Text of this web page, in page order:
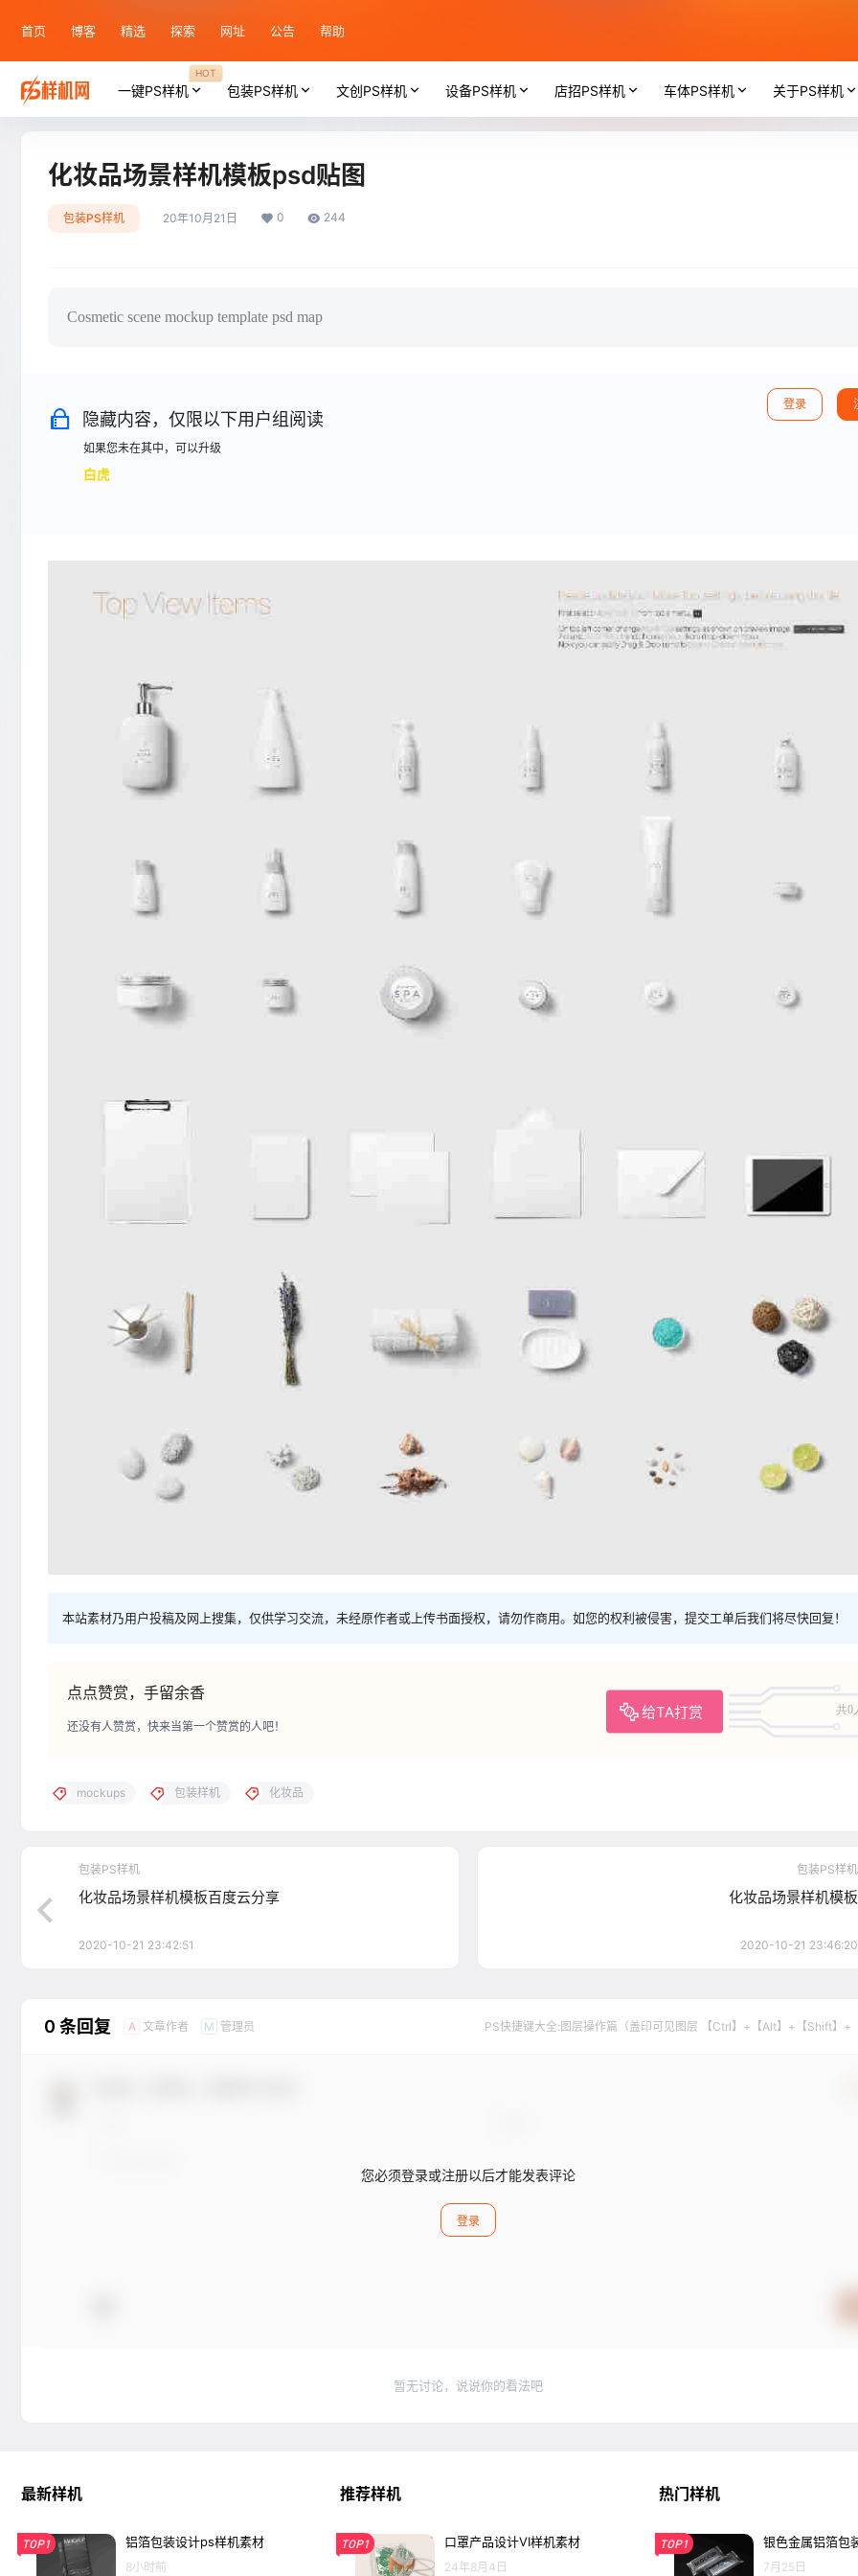
首页 博客 精选 探索 网址 公告 帮助
一键PS样机
HOT
包装PS样机 文创PS样机 设备PS样机 店招PS样机 车体PS样机 关于PS样机
化妆品场景样机模板psd贴图
包装PS样机 20年10月21日 0 244
Cosmetic scene mockup template psd map
隐藏内容，仅限以下用户组阅读
如果您未在其中，可以升级
白虎
登录
本站素材乃用户投稿及网上搜集，仅供学习交流，未经原作者或上传书面授权，请勿作商用。如您的权利被侵害，提交工单后我们将尽快回复！
点点赞赏，手留余香
给TA打赏 共0
还没有人赞赏，快来当第一个赞赏的人吧！
mockups 包装样机 化妆品
包装PS样机
化妆品场景样机模板百度云分享
2020-10-21 23:42:51
包装PS样机
化妆品场景样机模板
2020-10-21 23:46:20
0 条回复 A 文章作者 M 管理员 PS快捷键大全:图层操作篇（盖印可见图层 【Ctrl】+【Alt】+【Shift】+
您必须登录或注册以后才能发表评论
登录
暂无讨论，说说你的看法吧
最新样机
TOP1 铝箔包装设计ps样机素材
8小时前
推荐样机
TOP1 口罩产品设计VI样机素材
24年8月4日
热门样机
TOP1 银色金属铝箔包
7月25日